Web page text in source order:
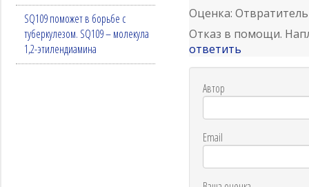
Оценка:
Отказ в помощи.
ответить
Автор
Email
SQ109 поможет в борьбе с
туберкулезом. SQ109 – молекула
1,2-этилендиамина